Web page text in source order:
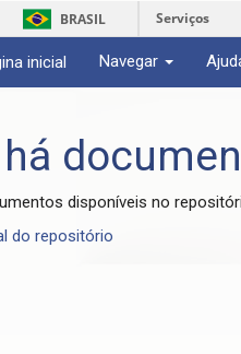
BRASIL Serviços
inicial Navegar
disponíveis no
do repositório